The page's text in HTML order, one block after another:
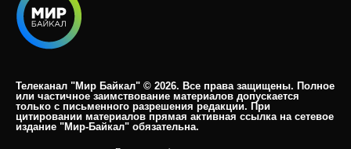
Телеканал "Мир Байкал" © 2026. Все права защищены. Полное
или частичное заимствование материалов допускается
только с письменного разрешения редакции. При
цитировании материалов прямая активная ссылка на сетевое
издание "Мир-Байкал" обязательна.​